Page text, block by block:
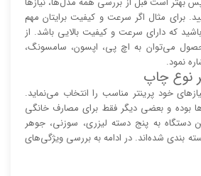
برای مثال اگر سرعت و کیفیت برایتان مهم
که دارای سرعت و کیفیت بالایی باشد. از
می‌توان به اچ پی، اپسون، سامسونگ،
نمود.
نوع چاپ
خود پرینتر مناسب را انتخاب می‌نماید.
بوده و بعضی دیگر فقط برای مصارف خانگی
دستگاه به پنج دسته لیزری، سوزنی، جوهر
بندی شده‌اند. در ادامه به بررسی ویژگی‌های